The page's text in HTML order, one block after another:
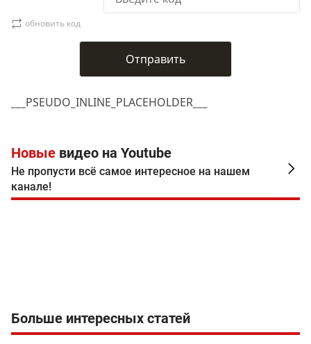
___PSEUDO_INLINE_PLACEHOLDER___
обновить код
Новые видео на Youtube
Не пропусти всё самое интересное на нашем
канале!
Больше интересных статей